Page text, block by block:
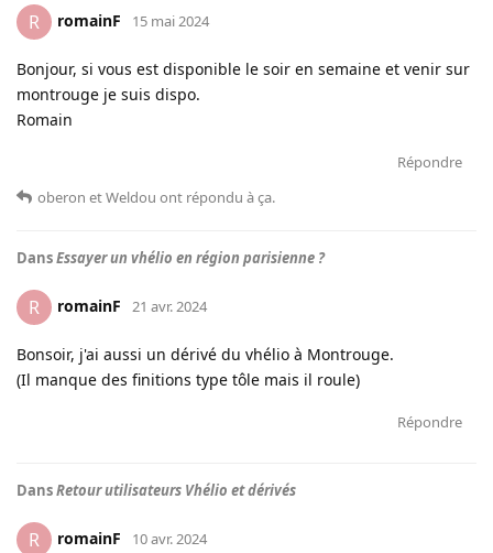
R romainF 15 mai 2024
Bonjour, si vous est disponible le soir en semaine et venir sur
montrouge je suis dispo.
Romain
Répondre
oberon etWeldou ont répondu à ça.
DansEssayer un vhélio en région parisienne ?
R romainF 21 avr. 2024
Bonsoir, j'ai aussi un dérivé du vhélio à Montrouge.
(Il manque des finitions type tôle mais il roule)
Répondre
DansRetour utilisateurs Vhélio et dérivés
R romainF 10 avr. 2024